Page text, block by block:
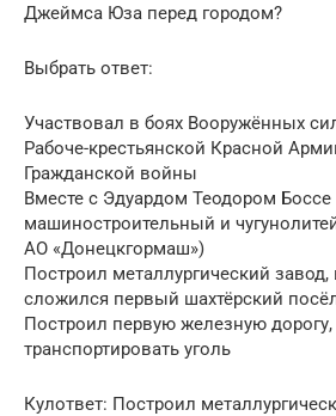
Джеймса Юза перед городом?
Выбрать ответ:
Участвовал в боях Вооружённых
Рабоче-крестьянской Красной
Гражданской войны
Вместе с Эдуардом Теодором Боссе
машиностроительный и
АО «Донецкгормаш»)
Построил металлургический завод,
сложился первый шахтёрский
Построил первую железную
транспортировать уголь
Кулответ: Построил